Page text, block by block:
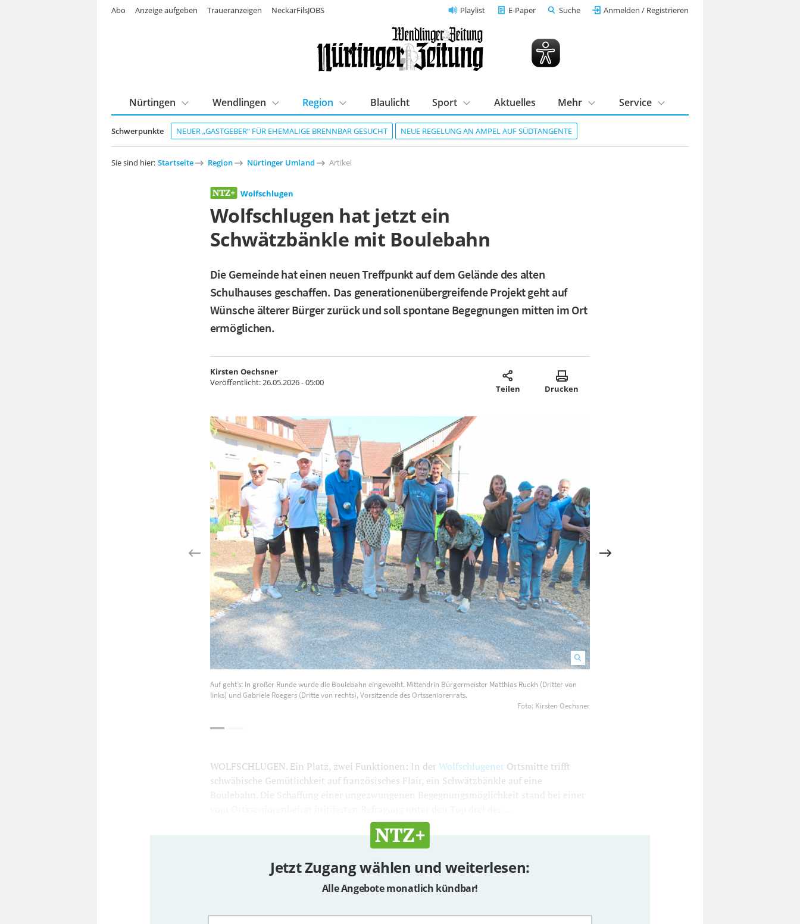
Playlist E-Paper Suche Anmelden / Registrieren
Schwerpunkte NEUER „GASTGEBER“ FÜR EHEMALIGE BRENNBAR GESUCHT NEUE REGELUNG AN AMPEL AUF SÜDTANGENTE
Nürtingen Wendlingen Region Blaulicht Sport Aktuelles Mehr Service
Abo Anzeige aufgeben Traueranzeigen NeckarFilsJOBS
Sie sind hier: Startseite Region Nürtinger Umland Artikel
Wolfschlugen
Wolfschlugen hat jetzt ein
Schwätzbänkle mit Boulebahn
Die Gemeinde hat einen neuen Treffpunkt auf dem Gelände des alten
Schulhauses geschaffen. Das generationenübergreifende Projekt geht auf
Wünsche älterer Bürger zurück und soll spontane Begegnungen mitten im Ort
ermöglichen.
Kirsten Oechsner
Veröffentlicht:26.05.2026 - 05:00
Teilen Drucken
Auf geht’s: In großer Runde wurde die Boulebahn eingeweiht. Mittendrin Bürgermeister Matthias Ruckh (Dritter von
links) und Gabriele Roegers (Dritte von rechts), Vorsitzende des Ortsseniorenrats.
Foto: Kirsten Oechsner
WOLFSCHLUGEN. Ein Platz, zwei Funktionen: In derWolfschlugenerOrtsmitte trifft
schwäbische Gemütlichkeit auf französisches Flair, ein Schwätzbänkle auf eine
Boulebahn. Die Schaffung einer ungezwungenen Begegnungsmöglichkeit stand bei einer
Jetzt Zugang wählen und weiterlesen:
Alle Angebote monatlich kündbar!